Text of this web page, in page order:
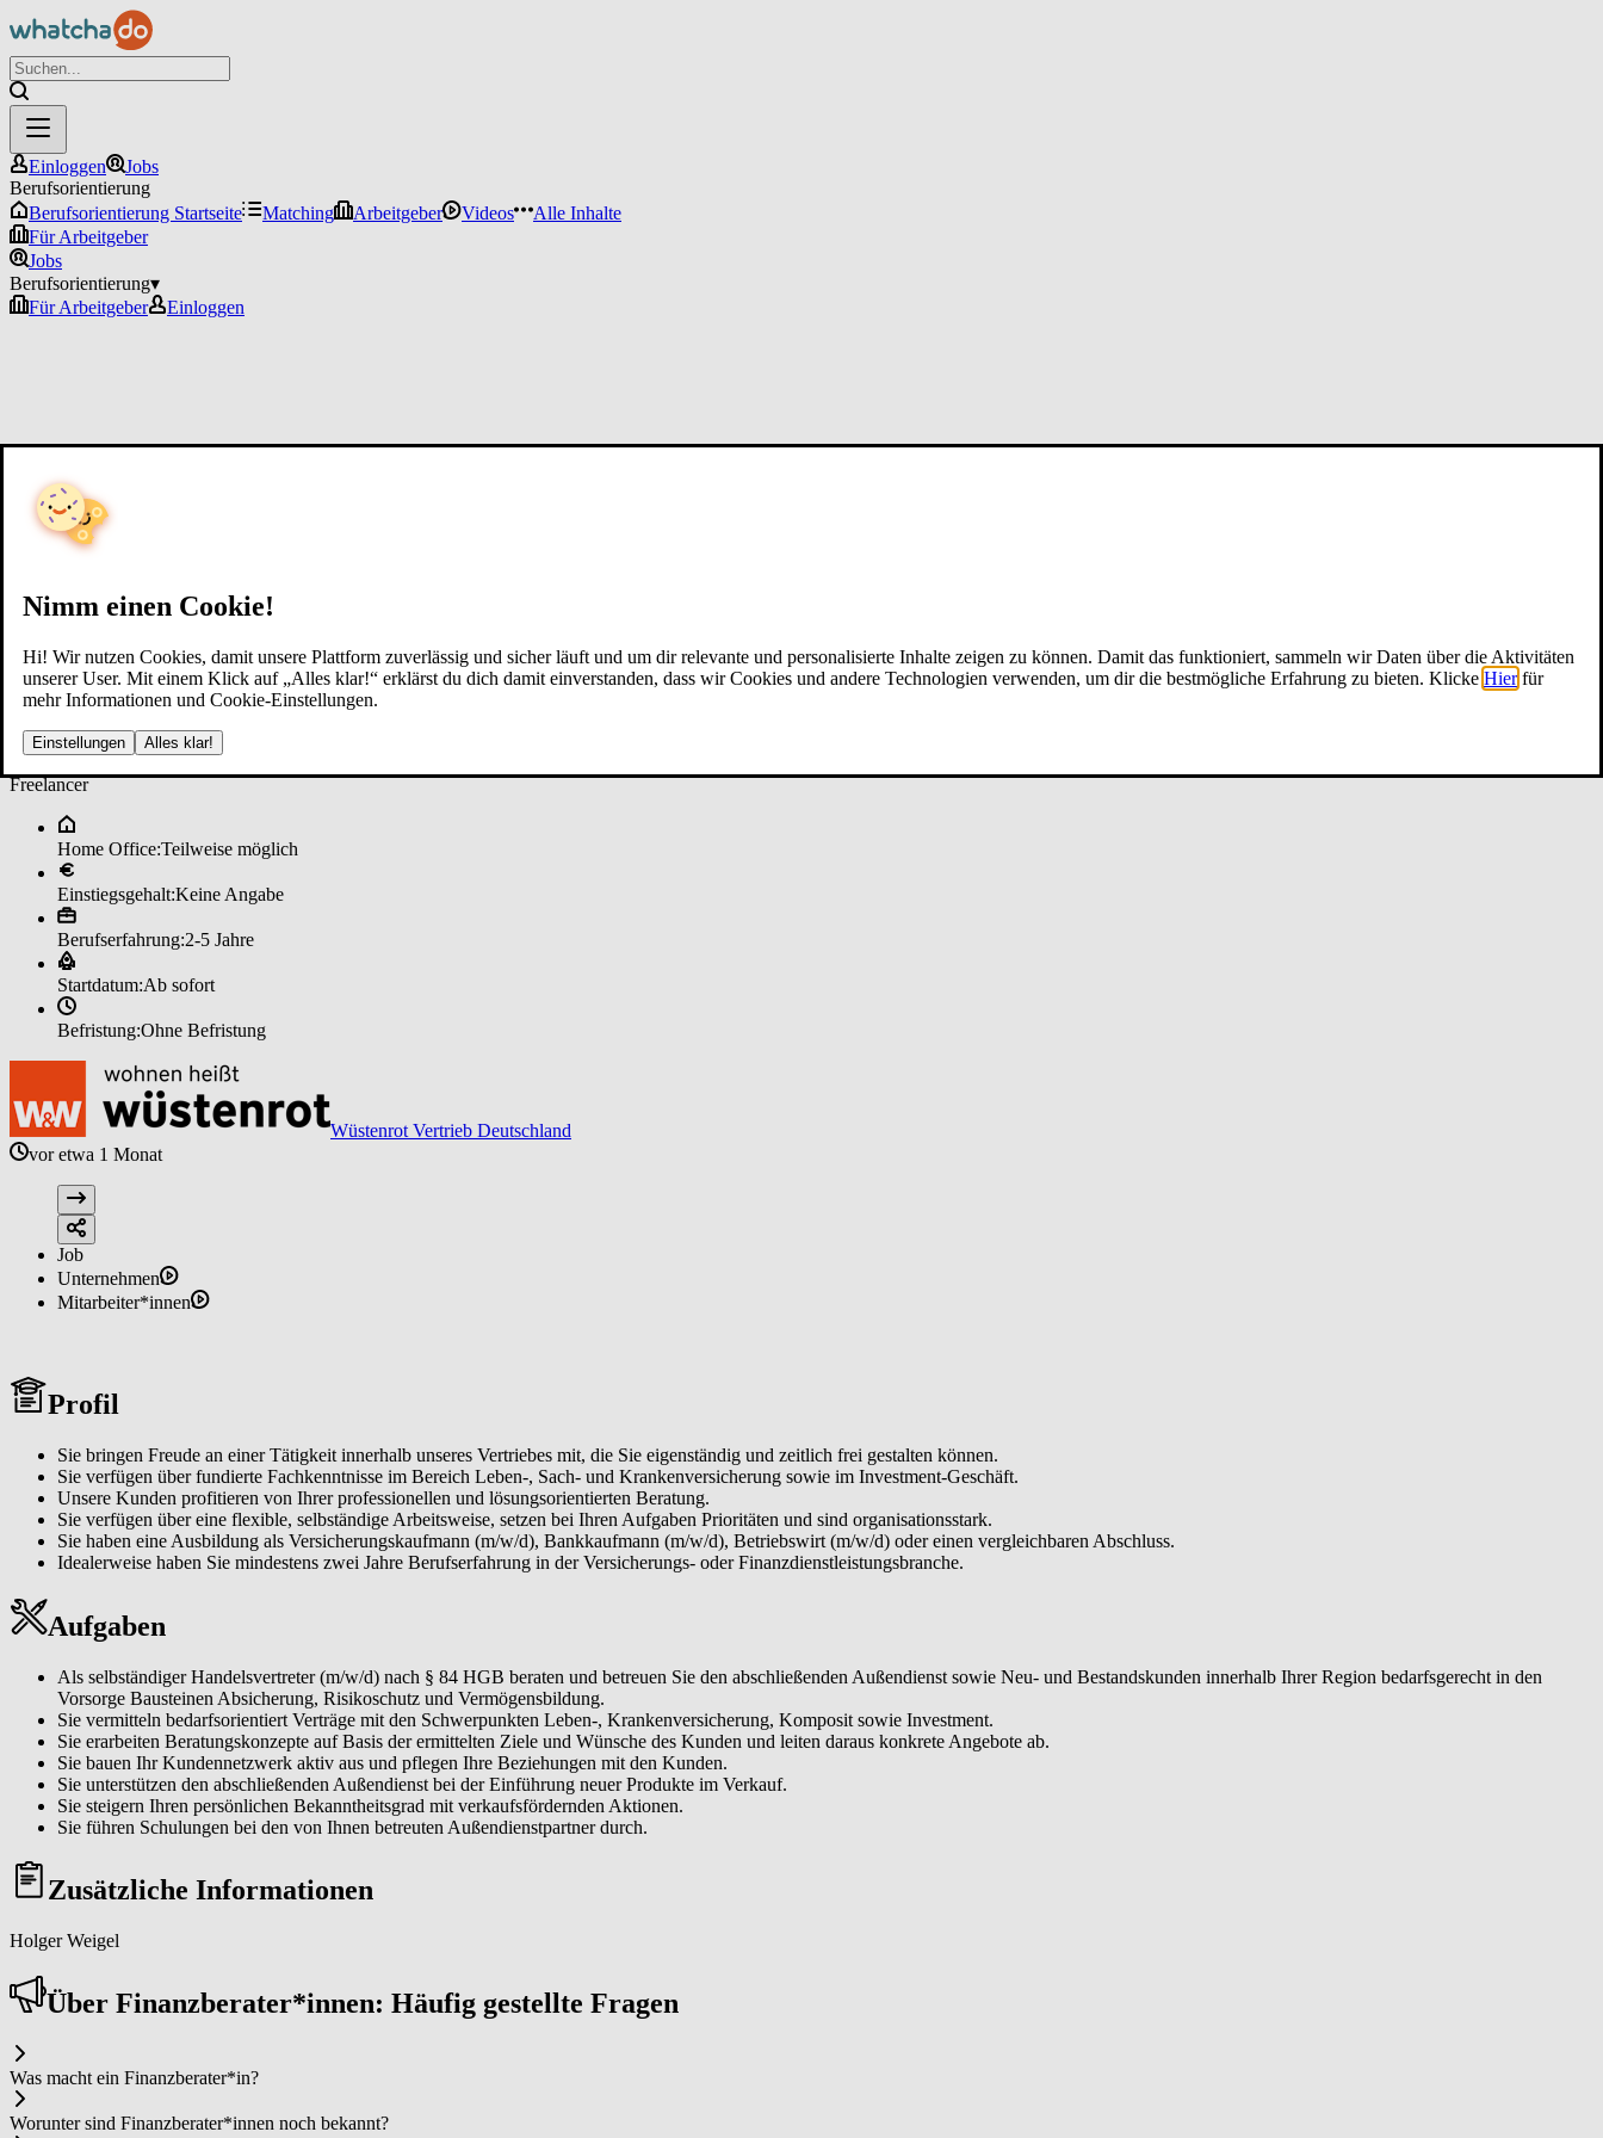
Nimm einen Cookie!
Hi! Wir nutzen Cookies, damit unsere Plattform zuverlässig und sicher läuft und um dir relevante und personalisierte Inhalte zeigen zu können. Damit das funktioniert, sammeln wir Daten über die Aktivitäten
unserer User. Mit einem Klick auf „Alles klar!“ erklärst du dich damit einverstanden, dass wir Cookies und andere Technologien verwenden, um dir die bestmögliche Erfahrung zu bieten. Klicke Hier für
mehr Informationen und Cookie-Einstellungen.
Einstellungen Alles klar!
Einloggen
Jobs
Berufsorientierung
Berufsorientierung Startseite
Matching Arbeitgeber Videos
Alle Inhalte
Für Arbeitgeber
Jobs
Berufsorientierung▾
Für Arbeitgeber
Einloggen
Fi­nanz­be­ra­ter (m/w/d) Ver­si­che­run­g/Ver­mö­gen bei un­de­fi­ned
Freelancer
Home Office:Teilweise möglich
Einstiegsgehalt:Keine Angabe
Berufserfahrung:2-5 Jahre
Startdatum:Ab sofort
Befristung:Ohne Befristung
Wüstenrot Vertrieb Deutschland
vor etwa 1 Monat
Job
Unternehmen
Mitarbeiter*innen
Profil
Sie bringen Freude an einer Tätigkeit innerhalb unseres Vertriebes mit, die Sie eigenständig und zeitlich frei gestalten können.
Sie verfügen über fundierte Fachkenntnisse im Bereich Leben-, Sach- und Krankenversicherung sowie im Investment-Geschäft.
Unsere Kunden profitieren von Ihrer professionellen und lösungsorientierten Beratung.
Sie verfügen über eine flexible, selbständige Arbeitsweise, setzen bei Ihren Aufgaben Prioritäten und sind organisationsstark.
Sie haben eine Ausbildung als Versicherungskaufmann (m/w/d), Bankkaufmann (m/w/d), Betriebswirt (m/w/d) oder einen vergleichbaren Abschluss.
Idealerweise haben Sie mindestens zwei Jahre Berufserfahrung in der Versicherungs- oder Finanzdienstleistungsbranche.
Aufgaben
Als selbständiger Handelsvertreter (m/w/d) nach § 84 HGB beraten und betreuen Sie den abschließenden Außendienst sowie Neu- und Bestandskunden innerhalb Ihrer Region bedarfsgerecht in den
Vorsorge Bausteinen Absicherung, Risikoschutz und Vermögensbildung.
Sie vermitteln bedarfsorientiert Verträge mit den Schwerpunkten Leben-, Krankenversicherung, Komposit sowie Investment.
Sie erarbeiten Beratungskonzepte auf Basis der ermittelten Ziele und Wünsche des Kunden und leiten daraus konkrete Angebote ab.
Sie bauen Ihr Kundennetzwerk aktiv aus und pflegen Ihre Beziehungen mit den Kunden.
Sie unterstützen den abschließenden Außendienst bei der Einführung neuer Produkte im Verkauf.
Sie steigern Ihren persönlichen Bekanntheitsgrad mit verkaufsfördernden Aktionen.
Sie führen Schulungen bei den von Ihnen betreuten Außendienstpartner durch.
Zusätzliche Informationen
Holger Weigel
Über Fi­nanz­be­ra­ter*in­nen: Häufig gestellte Fragen
Was macht ein Fi­nanz­be­ra­ter*in?
Worunter sind Fi­nanz­be­ra­ter*in­nen noch bekannt?